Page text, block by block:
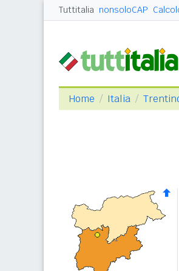
Tuttitalia nonsoloCAP
Home Italia